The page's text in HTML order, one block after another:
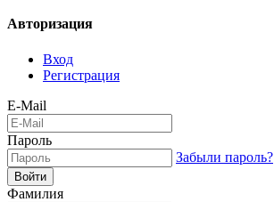
Авторизация
Вход
Регистрация
E-Mail
Пароль
Забыли пароль?
Войти
Фамилия